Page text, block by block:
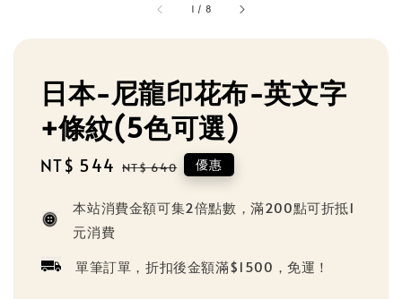
1 / 8
日本-尼龍印花布-英文字
+條紋(5色可選)
Sale
NT$ 544 Regular
NT$ 640 優惠
本站消費金額可集2倍點數，滿200點可折抵1
元消費
單筆訂單，折扣後金額滿$1500，免運！